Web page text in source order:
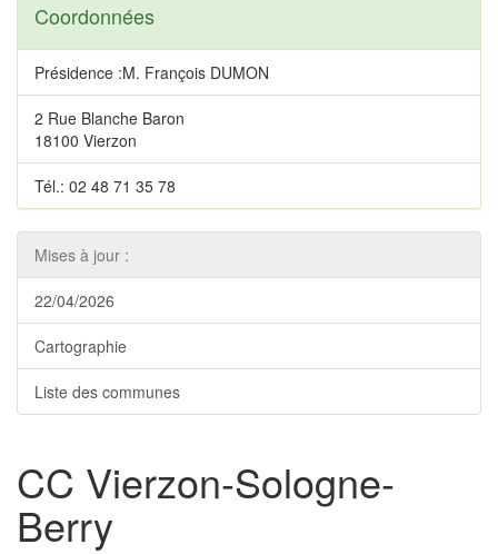
Coordonnées
Présidence :M. François DUMON
2 Rue Blanche Baron
18100 Vierzon
Tél.: 02 48 71 35 78
Mises à jour :
22/04/2026
Cartographie
Liste des communes
CC Vierzon-Sologne-
Berry